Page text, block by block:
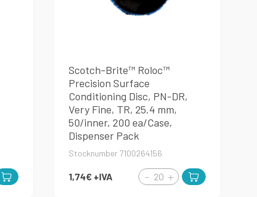
Scotch-Brite™ Roloc™
Precision Surface
Conditioning Disc, PN-DR,
Very Fine, TR, 25.4 mm,
50/inner, 200 ea/Case,
Dispenser Pack
Stocknumber 7100264156
1,74€ +IVA